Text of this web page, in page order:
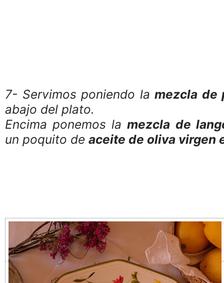
7- Servimos poniendo la mezcla de
abajo del plato.
Encima ponemos lamezcla de
un poquito de aceite de oliva virgen